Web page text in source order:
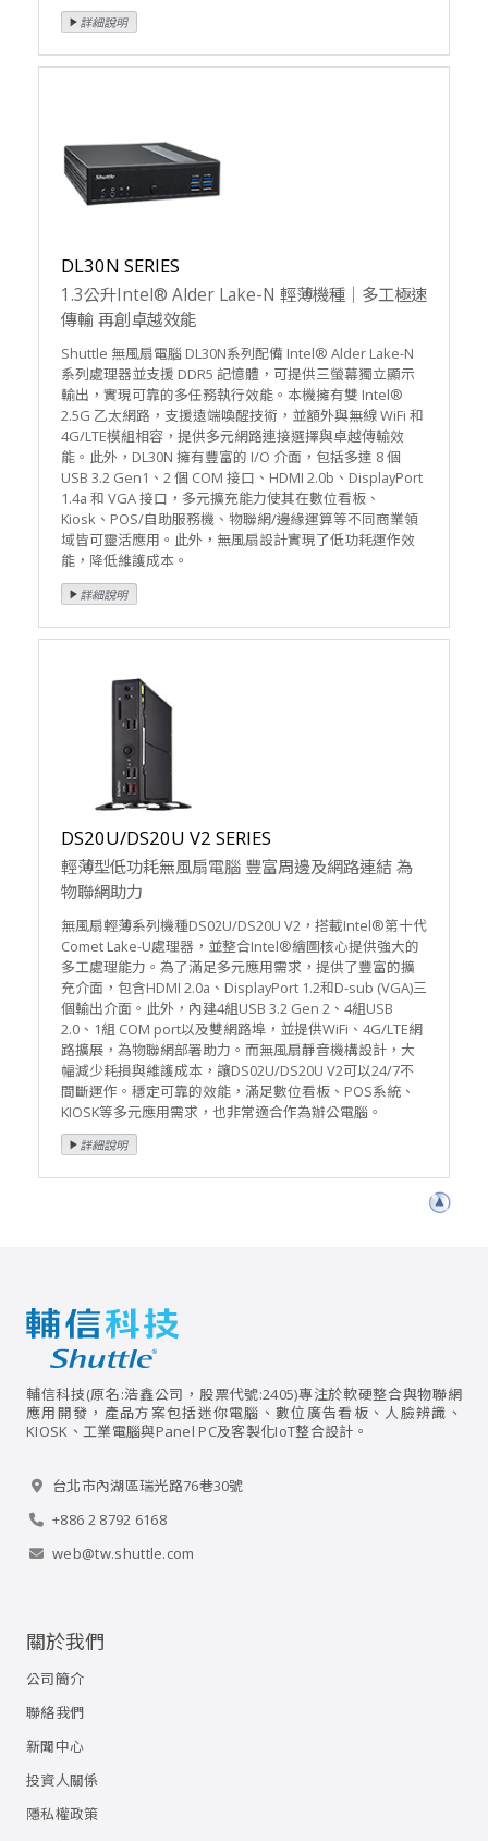
DL30N SERIES
1.3公升Intel® Alder Lake-N 輕薄機種｜多工極速
傳輸 再創卓越效能
Shuttle 無風扇電腦 DL30N系列配備 Intel® Alder Lake-N
系列處理器並支援 DDR5 記憶體，可提供三螢幕獨立顯示
輸出，實現可靠的多任務執行效能。本機擁有雙 Intel®
2.5G 乙太網路，支援遠端喚醒技術，並額外與無線 WiFi 和
4G/LTE模組相容，提供多元網路連接選擇與卓越傳輸效
能。此外，DL30N 擁有豐富的 I/O 介面，包括多達 8 個
USB 3.2 Gen1、2 個 COM 接口、HDMI 2.0b、DisplayPort
1.4a 和 VGA 接口，多元擴充能力使其在數位看板、
Kiosk、POS/自助服務機、物聯網/邊緣運算等不同商業領
域皆可靈活應用。此外，無風扇設計實現了低功耗運作效
能，降低維護成本。
DS20U/DS20U V2 SERIES
輕薄型低功耗無風扇電腦 豐富周邊及網路連結 為
物聯網助力
無風扇輕薄系列機種DS02U/DS20U V2，搭載Intel®第十代
Comet Lake-U處理器，並整合Intel®繪圖核心提供強大的
多工處理能力。為了滿足多元應用需求，提供了豐富的擴
充介面，包含HDMI 2.0a、DisplayPort 1.2和D-sub (VGA)三
個輸出介面。此外，內建4組USB 3.2 Gen 2、4組USB
2.0、1組 COM port以及雙網路埠，並提供WiFi、4G/LTE網
路擴展，為物聯網部署助力。而無風扇靜音機構設計，大
幅減少耗損與維護成本，讓DS02U/DS20U V2可以24/7不
間斷運作。穩定可靠的效能，滿足數位看板、POS系統、
KIOSK等多元應用需求，也非常適合作為辦公電腦。
輔信科技(原名:浩鑫公司，股票代號:2405)專注於軟硬整合與物聯網
應用開發，產品方案包括迷你電腦、數位廣告看板、人臉辨識、
KIOSK、工業電腦與Panel PC及客製化IoT整合設計。
台北市內湖區瑞光路76巷30號
+886 2 8792 6168
web@tw.shuttle.com
關於我們
公司簡介
聯絡我們
新聞中心
投資人關係
隱私權政策